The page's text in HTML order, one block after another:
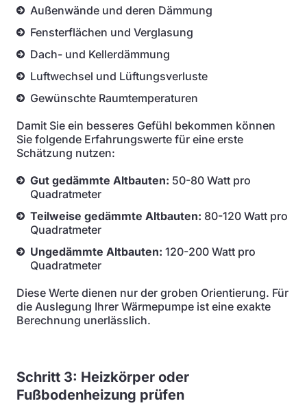
Außenwände und deren Dämmung
Fensterflächen und Verglasung
Dach- und Kellerdämmung
Luftwechsel und Lüftungsverluste
Gewünschte Raumtemperaturen
Damit Sie ein besseres Gefühl bekommen können
Sie folgende Erfahrungswerte für eine erste
Schätzung nutzen:
Gut gedämmte Altbauten: 50-80 Watt pro
Quadratmeter
Teilweise gedämmte Altbauten: 80-120 Watt pro
Quadratmeter
Ungedämmte Altbauten: 120-200 Watt pro
Quadratmeter
Diese Werte dienen nur der groben Orientierung. Für
die Auslegung Ihrer Wärmepumpe ist eine exakte
Berechnung unerlässlich.
Schritt 3: Heizkörper oder
Fußbodenheizung prüfen